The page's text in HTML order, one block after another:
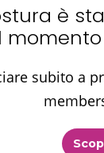
è
subito a